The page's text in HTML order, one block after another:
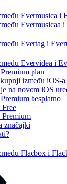
Evermusica i
Evermusicaa i
Evertag i
Evervidea i
plan
između iOS-a
na novom iOS
besplatno
Free
Premium
značajki
Flacbox i